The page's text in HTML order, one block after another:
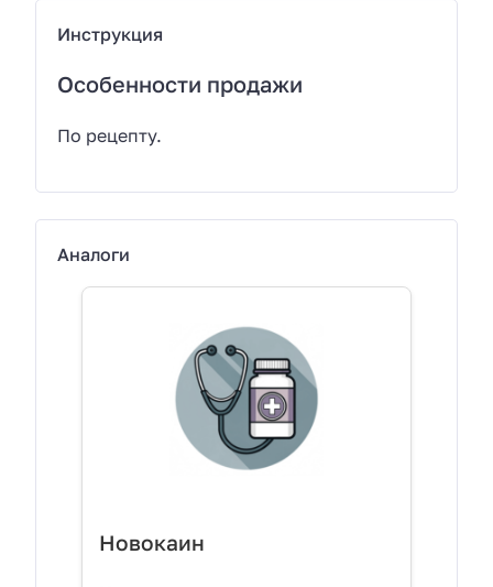
Инструкция
Особенности продажи
По рецепту.
Аналоги
Новокаин